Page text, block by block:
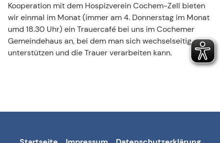
Kooperation mit dem Hospizverein Cochem-Zell bieten
wir einmal im Monat (immer am 4. Donnerstag im Monat
umd 18.30 Uhr) ein Trauercafé bei uns im Cochemer
Gemeindehaus an, bei dem man sich wechselseitig
unterstützen und die Trauer verarbeiten kann.